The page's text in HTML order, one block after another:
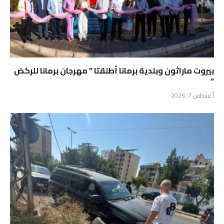
بيروت ماراثون وبلدية برمانا أطلقتا ” مهرجان برمانا للركض
“
أغسطس 7, 2026